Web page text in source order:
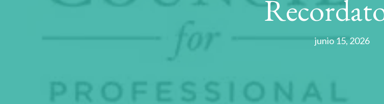
junio 15, 2026